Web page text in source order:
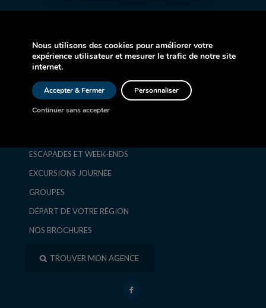
CROISIÈRE
ESCAPADES ET WEEK-ENDS
EXCURSIONS JOURNÉE
GROUPES
DÉPART DE VOTRE RÉGION
NOS BROCHURES
TROUVER MON AGENCE
Nous utilisons des cookies pour améliorer votre
expérience utilisateur et mesurer le trafic de notre site
internet.
Accepter & Fermer
Continuer sans accepter
Personnaliser